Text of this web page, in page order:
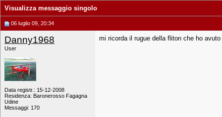
Visualizza messaggio singolo
06 luglio 09, 20:34
Danny1968
User
Data registr.: 15-12-2008
Residenza: Baronerosso Fagagna
Udine
Messaggi: 170
mi ricorda il rugue della fliton che ho